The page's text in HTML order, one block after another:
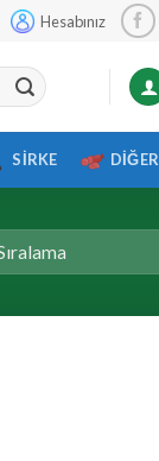
Hesabınız
SIRKE DIĞER